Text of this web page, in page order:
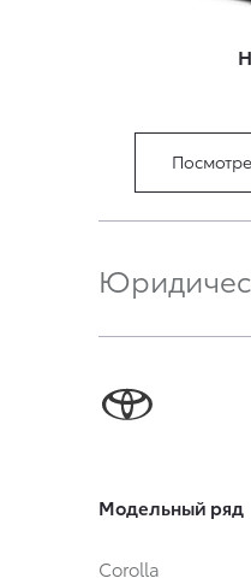
Модельный ряд
Corolla